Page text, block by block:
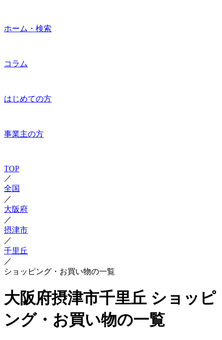
ホーム・検索
コラム
はじめての方
事業主の方
TOP
／
全国
／
大阪府
／
摂津市
／
千里丘
／
ショッピング・お買い物の一覧
大阪府摂津市千里丘 ショッピ
ング・お買い物の一覧